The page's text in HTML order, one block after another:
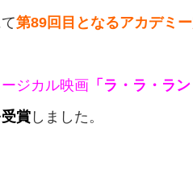
第89回目となるアカデミ
ージカル映画 「ラ・ラ・ラン
賞 しました。